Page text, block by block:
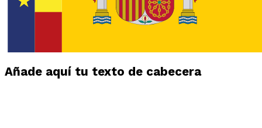
Añade aquí tu texto de cabecera